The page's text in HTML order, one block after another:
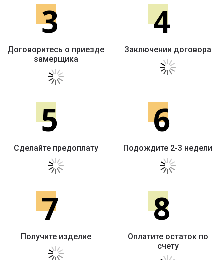
3
Договоритесь о приезде
замерщика
4
Заключении договора
5
Сделайте предоплату
6
Подождите 2-3 недели
7
Получите изделие
8
Оплатите остаток по
счету